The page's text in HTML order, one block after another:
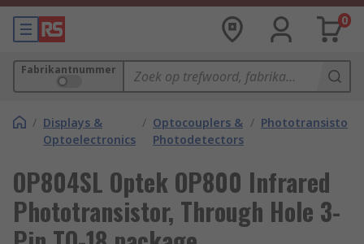
0
Fabrikantnummer
/ Displays &
Optoelectronics
/ Optocouplers &
Photodetectors
/ Phototransistors
OP804SL Optek OP800 Infrared
Phototransistor, Through Hole 3-